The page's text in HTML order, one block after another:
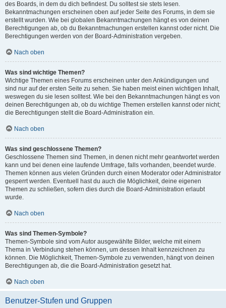
des Boards, in dem du dich befindest. Du solltest sie stets lesen.
Bekanntmachungen erscheinen oben auf jeder Seite des Forums, in dem sie
erstellt wurden. Wie bei globalen Bekanntmachungen hängt es von deinen
Berechtigungen ab, ob du Bekanntmachungen erstellen kannst oder nicht. Die
Berechtigungen werden von der Board-Administration vergeben.
Nach oben
Was sind wichtige Themen?
Wichtige Themen eines Forums erscheinen unter den Ankündigungen und
sind nur auf der ersten Seite zu sehen. Sie haben meist einen wichtigen Inhalt,
weswegen du sie lesen solltest. Wie bei den Bekanntmachungen hängt es von
deinen Berechtigungen ab, ob du wichtige Themen erstellen kannst oder nicht;
die Berechtigungen stellt die Board-Administration ein.
Nach oben
Was sind geschlossene Themen?
Geschlossene Themen sind Themen, in denen nicht mehr geantwortet werden
kann und bei denen eine laufende Umfrage, falls vorhanden, beendet wurde.
Themen können aus vielen Gründen durch einen Moderator oder Administrator
gesperrt werden. Eventuell hast du auch die Möglichkeit, deine eigenen
Themen zu schließen, sofern dies durch die Board-Administration erlaubt
wurde.
Nach oben
Was sind Themen-Symbole?
Themen-Symbole sind vom Autor ausgewählte Bilder, welche mit einem
Thema in Verbindung stehen können, um dessen Inhalt kennzeichnen zu
können. Die Möglichkeit, Themen-Symbole zu verwenden, hängt von deinen
Berechtigungen ab, die die Board-Administration gesetzt hat.
Nach oben
Benutzer-Stufen und Gruppen